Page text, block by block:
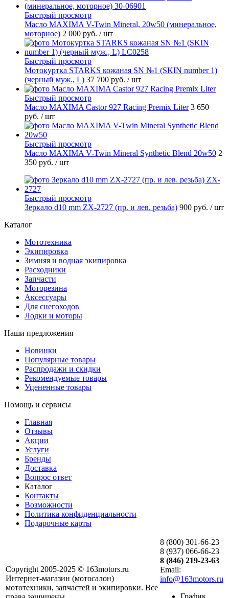
Быстрый просмотр
Масло MAXIMA V-Twin Mineral, 20w50 (минеральное,
моторное) 2 000 руб. / шт
Быстрый просмотр
Мотокуртка STARKS кожаная SN №1 (SKIN number 1)
(черный муж., L) 37 700 руб. / шт
Быстрый просмотр
Масло MAXIMA Castor 927 Racing Premix Liter 3 650
руб. / шт
Быстрый просмотр
Масло MAXIMA V-Twin Mineral Synthetic Blend 20w50 2
350 руб. / шт
Быстрый просмотр
Зеркало d10 mm ZX-2727 (пр. и лев. резьба) 900 руб. / шт
Каталог
Мототехника
Экипировка
Зимняя и водная экипировка
Расходники
Запчасти
Моторезина
Аксессуары
Для снегоходов
Лодки и моторы
Наши предложения
Новинки
Популярные товары
Распродажи и скидки
Рекомендуемые товары
Уцененные товары
Помощь и сервисы
Главная
Отзывы
Акции
Услуги
Бренды
Доставка
Вопрос ответ
Каталог
Контакты
Возможности
Политика конфиденциальности
Подарочные карты
Copyright 2005-2025 © 163motors.ru
Интернет-магазин (мотосалон)
мототехники, запчастей и экипировки. Все
8 (800) 301-66-23
8 (937) 066-66-23
8 (846) 219-23-63
Email:
info@163motors.ru